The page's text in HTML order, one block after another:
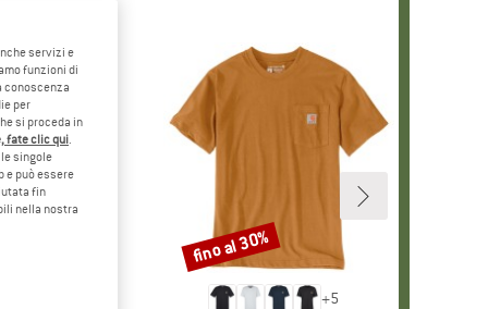
+5
Sconto
fino al 30%
servizi e
funzioni di
conoscenza
per
si proceda in
fate clic qui.
singole
e può essere
fin
nella nostra